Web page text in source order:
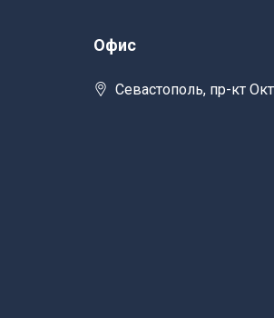
Офис
Севастополь, пр-кт